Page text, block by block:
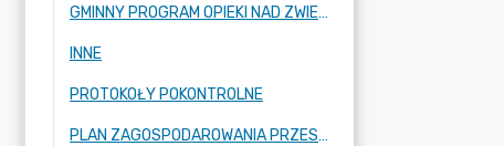
GMINNY PROGRAM OPIEKI NAD ZWIERZĘTAMI BEZDOMNYMI ORAZ ZAPOBIEGANIA BEZDOMNOŚCI ZWIERZĄT
INNE
PROTOKOŁY POKONTROLNE
PLAN ZAGOSPODAROWANIA PRZESTRZENNEGO